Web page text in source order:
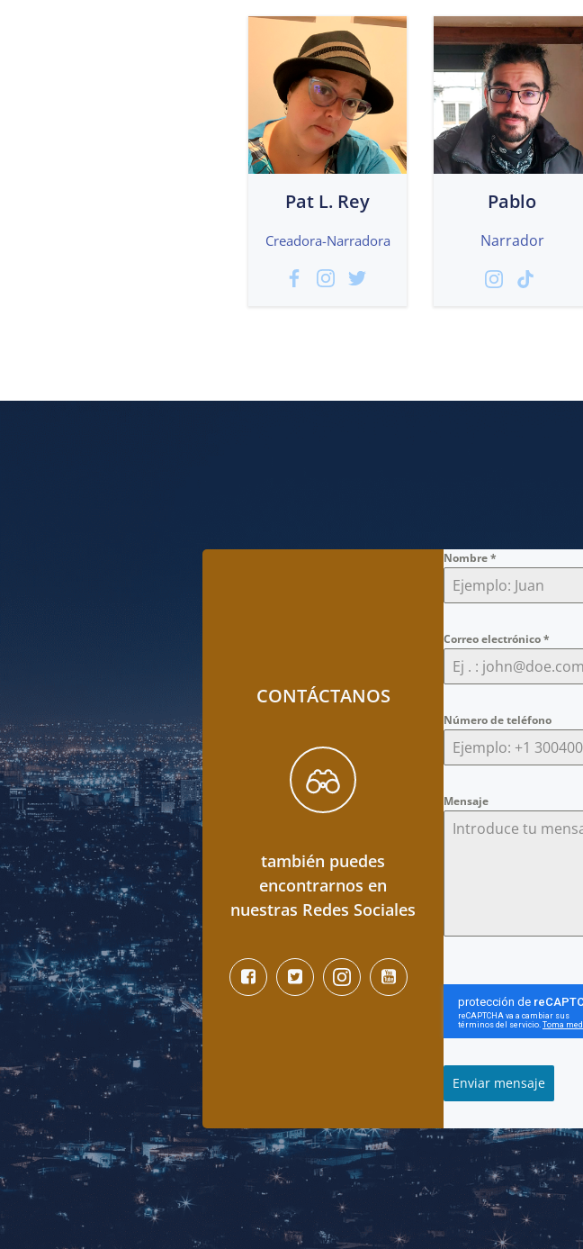
Pat L. Rey
Creadora-Narradora
Pablo
Narrador
CONTÁCTANOS
también puedes
encontrarnos en
nuestras Redes Sociales
Nombre*
Correo electrónico*
Número de teléfono
Mensaje
Enviar mensaje